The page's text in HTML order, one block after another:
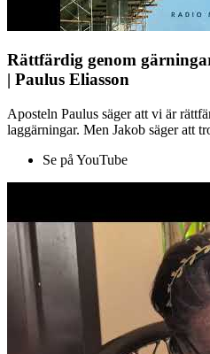
Rättfärdig genom
| Paulus Eliasson
Aposteln Paulus säger att vi är
laggärningar. Men Jakob säger att
Se på YouTube